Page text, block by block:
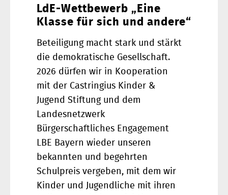
LdE-Wettbewerb „Eine
Klasse für sich und andere“
Beteiligung macht stark und stärkt
die demokratische Gesellschaft.
2026 dürfen wir in Kooperation
mit der Castringius Kinder &
Jugend Stiftung und dem
Landesnetzwerk
Bürgerschaftliches Engagement
LBE Bayern wieder unseren
bekannten und begehrten
Schulpreis vergeben, mit dem wir
Kinder und Jugendliche mit ihren